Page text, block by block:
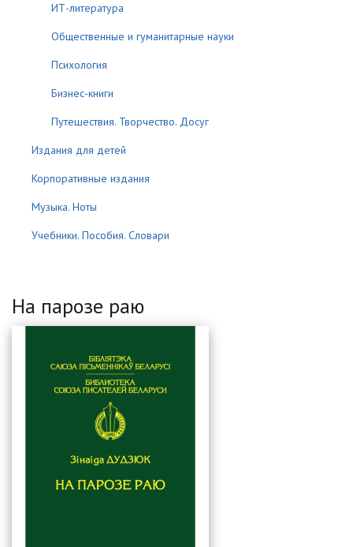
ИТ-литература
Общественные и гуманитарные науки
Психология
Бизнес-книги
Путешествия. Творчество. Досуг
Издания для детей
Корпоративные издания
Музыка. Ноты
Учебники. Пособия. Словари
На парозе раю